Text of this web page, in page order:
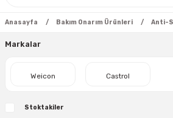
Anasayfa Bakım Onarım Ürünleri Anti-
Markalar
Weicon Castrol
Stoktakiler